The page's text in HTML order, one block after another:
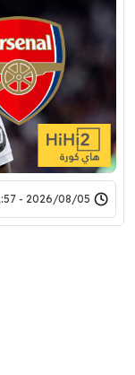
2026/08/05 - 21:57